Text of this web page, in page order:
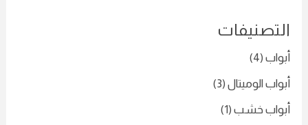
(4)
الوميتال(3)
خشب(1)